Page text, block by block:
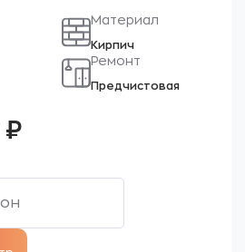
Материал
Кирпич
Ремонт
Предчистовая
₽